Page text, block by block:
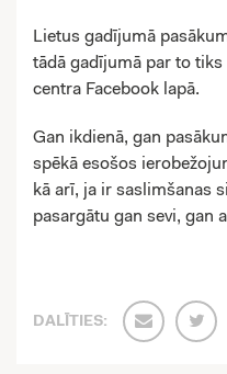
Lietus gadījumā
tādā gadījumā par to
centra Facebook lapā.
Gan ikdienā, gan
spēkā esošos
kā arī, ja ir saslimšanas
pasargātu gan sevi, gan
DALĪTIES: